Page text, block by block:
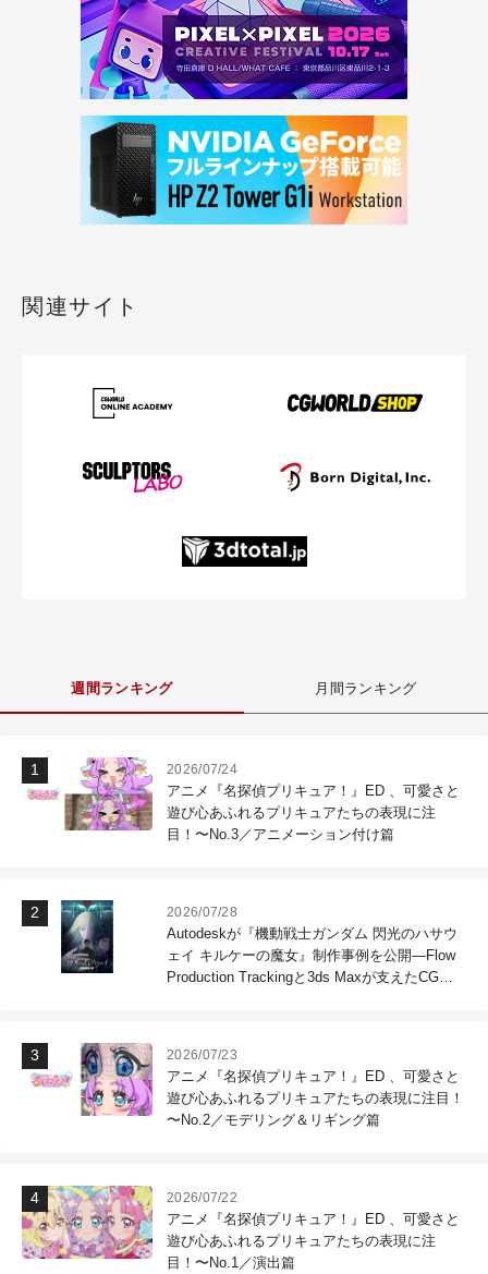
関連サイト
週間ランキング 月間ランキング
2026/07/24
アニメ『名探偵プリキュア！』ED 、可愛さと
遊び心あふれるプリキュアたちの表現に注
目！〜No.3／アニメーション付け篇
2026/07/28
Autodeskが『機動戦士ガンダム 閃光のハサウ
ェイ キルケーの魔女』制作事例を公開―Flow
Production Trackingと3ds Maxが支えたCG制
2026/07/23
アニメ『名探偵プリキュア！』ED 、可愛さと
遊び心あふれるプリキュアたちの表現に注目！
〜No.2／モデリング＆リギング篇
2026/07/22
アニメ『名探偵プリキュア！』ED 、可愛さと
遊び心あふれるプリキュアたちの表現に注
目！〜No.1／演出篇